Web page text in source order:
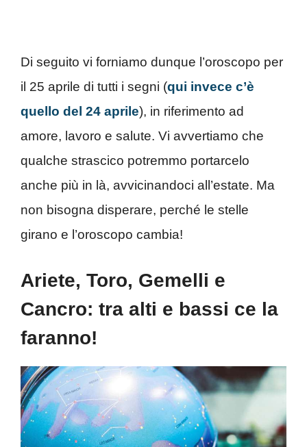
Di seguito vi forniamo dunque l’oroscopo per
il 25 aprile di tutti i segni (qui invece c’è
quello del 24 aprile), in riferimento ad
amore, lavoro e salute. Vi avvertiamo che
qualche strascico potremmo portarcelo
anche più in là, avvicinandoci all’estate. Ma
non bisogna disperare, perché le stelle
girano e l’oroscopo cambia!
Ariete, Toro, Gemelli e
Cancro: tra alti e bassi ce la
faranno!